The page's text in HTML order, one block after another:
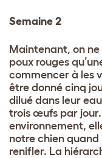
Semaine 2
Maintenant, on
poux rouges
commencer à les
être donné cinq
dilué dans leur
trois œufs par jour.
environnement,
notre chien quand
renifler. La